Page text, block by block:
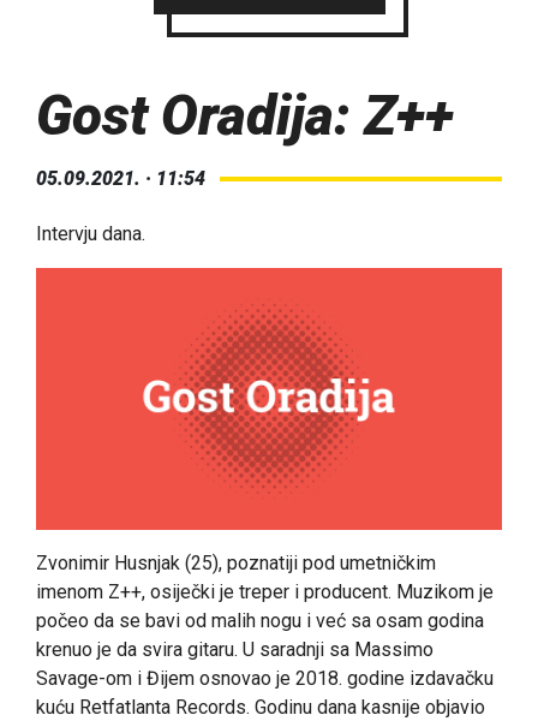
Gost Oradija: Z++
05.09.2021. · 11:54
Intervju dana.
Zvonimir Husnjak (25), poznatiji pod umetničkim
imenom Z++, osiječki je treper i producent. Muzikom je
počeo da se bavi od malih nogu i već sa osam godina
krenuo je da svira gitaru. U saradnji sa Massimo
Savage-om i Đijem osnovao je 2018. godine izdavačku
kuću Retfatlanta Records. Godinu dana kasnije objavio